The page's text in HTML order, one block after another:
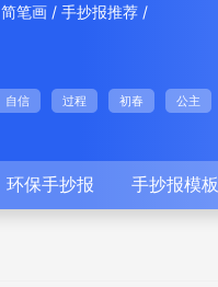
简笔画 / 手抄报推荐 /
自信 过程 初春 公主
环保手抄报 手抄报模板